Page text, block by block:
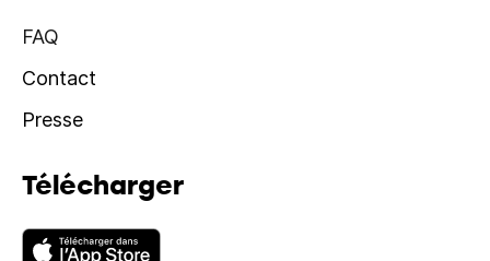
FAQ
Contact
Presse
Télécharger